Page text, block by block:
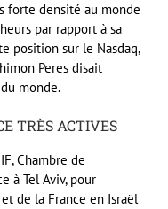
forte densité au monde
par rapport à sa
position sur le Nasdaq,
Peres disait
monde.
TRÈS ACTIVES
Chambre de
à Tel Aviv, pour
de la France en Israël